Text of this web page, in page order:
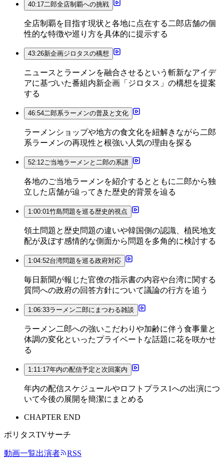
40:17二郎全店制覇への挑戦
全店制覇を目指す現状と各地に点在する二郎店舗の個
性的な特徴や巡り方を具体的に提示する
43:26新企画ジロタスの構想
ニュースとラーメンを融合させるという斬新なアイデ
アに基づいた番組内新企画「ジロタス」の構想を提案
する
46:54二郎系ラーメンの普及と文化
ラーメンショップや地方の食文化を紐解きながら二郎
系ラーメンの再現性と根強い人気の理由を探る
52:12ご当地ラーメンと二郎の系譜
各地のご当地ラーメンを紹介するとともに二郎から独
立した店舗が辿ってきた歴史的背景を辿る
1:00:01竹島問題を巡る歴史的視点
領土問題と歴史問題の違いや韓国側の認識、植民地支
配が及ぼす感情的な側面から問題を多角的に検討する
1:04:52台湾問題を巡る政府対応
毎日新聞が報じた官僚の指示書の内容や台湾に関する
質問への政府の回答方針について議論の行方を追う
1:06:33ラーメン二郎にまつわる雑談
ラーメン二郎への強いこだわりや加齢に伴う食事量と
体調の変化といったプライベートな話題に花を咲かせ
る
1:11:17年内の配信予定と次回案内
年内の配信スケジュールやロフトプラス1への出演につ
いて今後の展開を簡潔にまとめる
CHAPTER END
ポリタスTVサーチ
動画一覧出演者 RSS